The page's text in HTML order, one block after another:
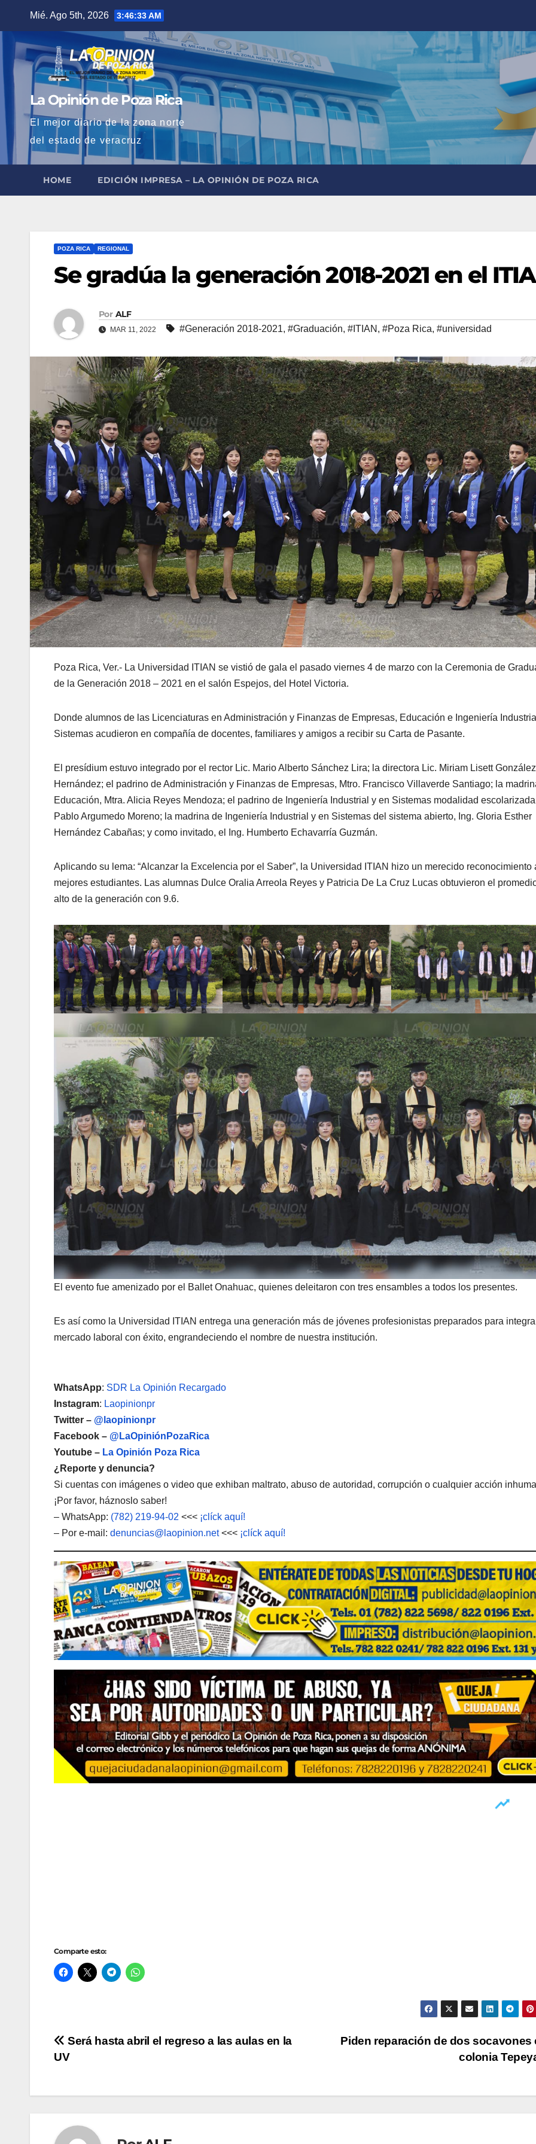
contenido
Mié. Ago 5th, 2026 3:46:35 AM
La Opinión de Poza Rica
El mejor diario de la zona norte
del estado de veracruz
HOME EDICIÓN IMPRESA – LA OPINIÓN DE POZA RICA
POZA RICA REGIONAL
Se gradúa la generación 2018-2021 en el
Por ALF
MAR 11, 2022 #Generación 2018-2021, #Graduación, #ITIAN , #Poza Rica, #universidad
Poza Rica, Ver.- La Universidad ITIAN se vistió de gala el pasado viernes 4 de marzo con la Ceremonia de
de la Generación 2018 – 2021 en el salón Espejos, del Hotel Victoria.
Donde alumnos de las Licenciaturas en Administración y Finanzas de Empresas, Educación e Ingeniería
Sistemas acudieron en compañía de docentes, familiares y amigos a recibir su Carta de Pasante.
El presídium estuvo integrado por el rector Lic. Mario Alberto Sánchez Lira; la directora Lic. Miriam Lisett González
Hernández; el padrino de Administración y Finanzas de Empresas, Mtro. Francisco Villaverde Santiago; la
Educación, Mtra. Alicia Reyes Mendoza; el padrino de Ingeniería Industrial y en Sistemas modalidad
Pablo Argumedo Moreno; la madrina de Ingeniería Industrial y en Sistemas del sistema abierto, Ing. Gloria Esther
Hernández Cabañas; y como invitado, el Ing. Humberto Echavarría Guzmán.
Aplicando su lema: “Alcanzar la Excelencia por el Saber”, la Universidad ITIAN hizo un merecido reconocimiento
mejores estudiantes. Las alumnas Dulce Oralia Arreola Reyes y Patricia De La Cruz Lucas obtuvieron el
alto de la generación con 9.6.
El evento fue amenizado por el Ballet Onahuac, quienes deleitaron con tres ensambles a todos los presentes.
Es así como la Universidad ITIAN entrega una generación más de jóvenes profesionistas preparados para
mercado laboral con éxito, engrandeciendo el nombre de nuestra institución.
WhatsApp: SDR La Opinión Recargado
Instagram: Laopinionpr
Twitter – @laopinionpr
Facebook – @LaOpiniónPozaRica
Youtube – La Opinión Poza Rica
¿Reporte y denuncia?
Si cuentas con imágenes o video que exhiban maltrato, abuso de autoridad, corrupción o cualquier acción
¡Por favor, háznoslo saber!
– WhatsApp: (782) 219-94-02 <<< ¡clíck aquí!
– Por e-mail: denuncias@laopinion.net<<< ¡clíck aquí!
Comparte esto:
Navegación
entradas
Piden reparación de dos socavones
colonia
Será hasta abril el regreso a las aulas en la
UV